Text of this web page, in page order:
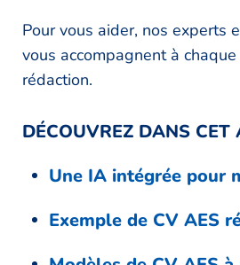
Pour vous aider, nos experts
vous accompagnent à
rédaction.
DÉCOUVREZ DANS CET
Une IA intégrée pour
Exemple de CV AES